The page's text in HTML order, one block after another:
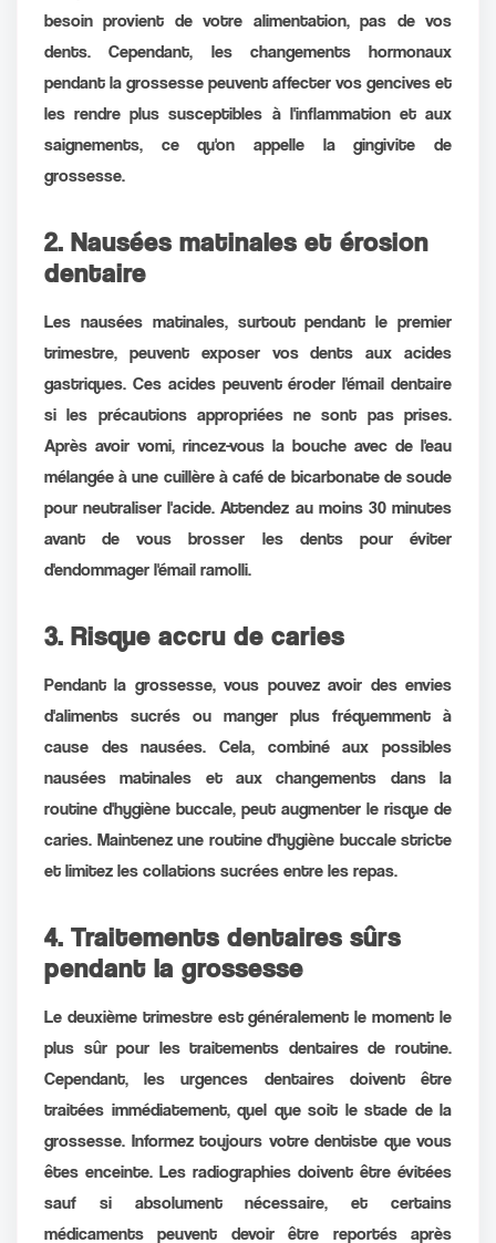
besoin provient de votre alimentation, pas de vos
dents. Cependant, les changements hormonaux
pendant la grossesse peuvent affecter vos gencives et
les rendre plus susceptibles à l'inflammation et aux
saignements, ce qu'on appelle la gingivite de
grossesse.
2. Nausées matinales et érosion
dentaire
Les nausées matinales, surtout pendant le premier
trimestre, peuvent exposer vos dents aux acides
gastriques. Ces acides peuvent éroder l'émail dentaire
si les précautions appropriées ne sont pas prises.
Après avoir vomi, rincez-vous la bouche avec de l'eau
mélangée à une cuillère à café de bicarbonate de soude
pour neutraliser l'acide. Attendez au moins 30 minutes
avant de vous brosser les dents pour éviter
d'endommager l'émail ramolli.
3. Risque accru de caries
Pendant la grossesse, vous pouvez avoir des envies
d'aliments sucrés ou manger plus fréquemment à
cause des nausées. Cela, combiné aux possibles
nausées matinales et aux changements dans la
routine d'hygiène buccale, peut augmenter le risque de
caries. Maintenez une routine d'hygiène buccale stricte
et limitez les collations sucrées entre les repas.
4. Traitements dentaires sûrs
pendant la grossesse
Le deuxième trimestre est généralement le moment le
plus sûr pour les traitements dentaires de routine.
Cependant, les urgences dentaires doivent être
traitées immédiatement, quel que soit le stade de la
grossesse. Informez toujours votre dentiste que vous
êtes enceinte. Les radiographies doivent être évitées
sauf si absolument nécessaire, et certains
médicaments peuvent devoir être reportés après